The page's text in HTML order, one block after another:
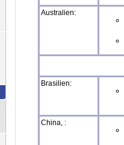
Australien:
Brasilien:
China, :